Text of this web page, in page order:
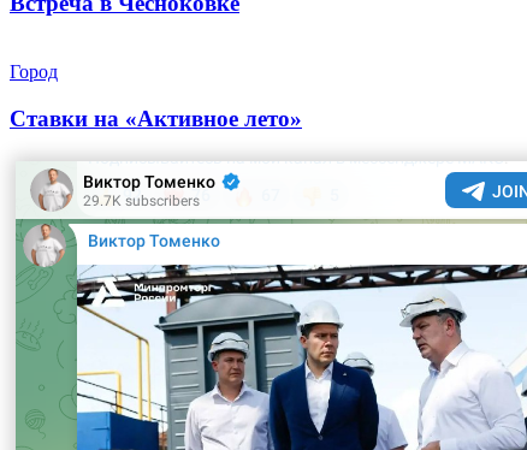
Город
Ставки на «Активное лето»